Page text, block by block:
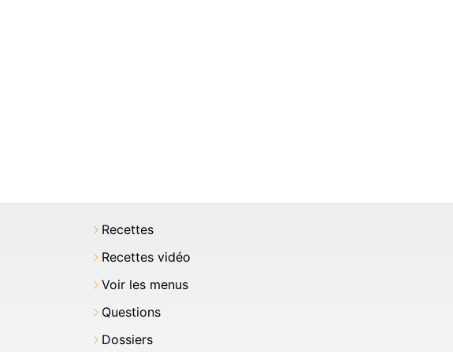
Recettes
Recettes vidéo
Voir les menus
Questions
Dossiers